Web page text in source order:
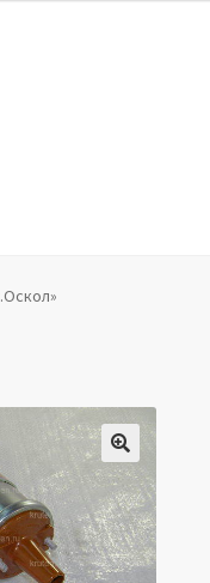
данных
🔍